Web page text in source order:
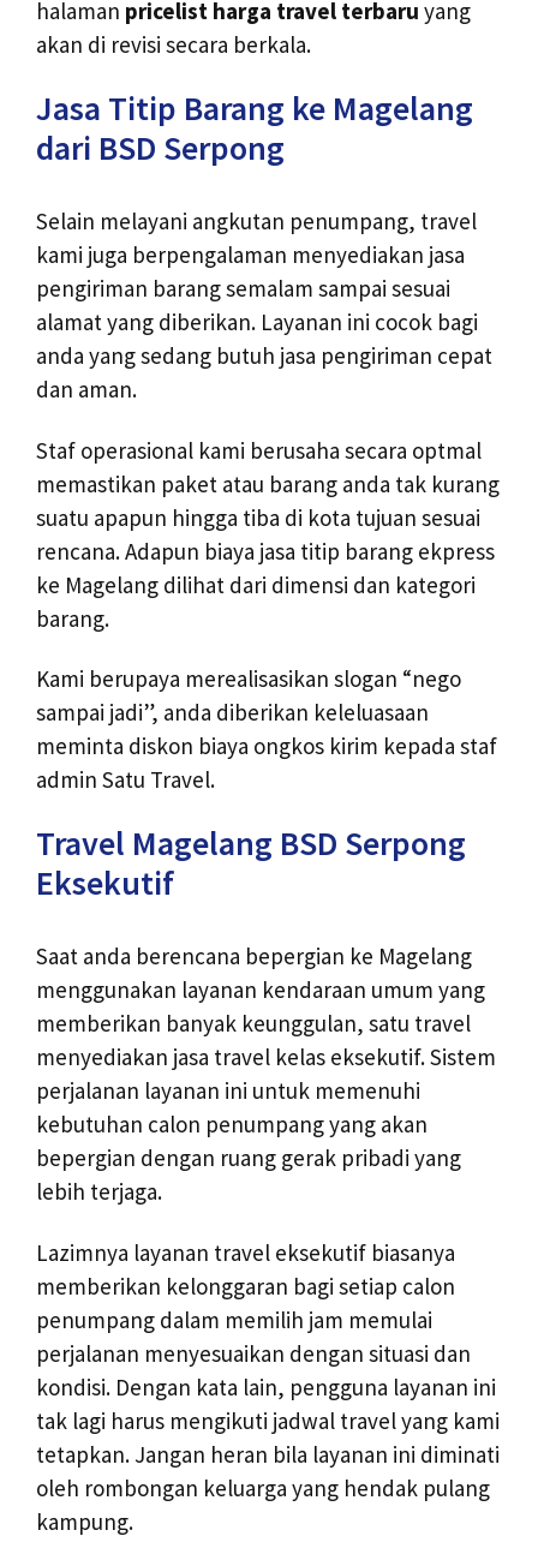
halaman pricelist harga travel terbaru yang
akan di revisi secara berkala.
Jasa Titip Barang ke Magelang
dari BSD Serpong
Selain melayani angkutan penumpang, travel
kami juga berpengalaman menyediakan jasa
pengiriman barang semalam sampai sesuai
alamat yang diberikan. Layanan ini cocok bagi
anda yang sedang butuh jasa pengiriman cepat
dan aman.
Staf operasional kami berusaha secara optmal
memastikan paket atau barang anda tak kurang
suatu apapun hingga tiba di kota tujuan sesuai
rencana. Adapun biaya jasa titip barang ekpress
ke Magelang dilihat dari dimensi dan kategori
barang.
Kami berupaya merealisasikan slogan “nego
sampai jadi”, anda diberikan keleluasaan
meminta diskon biaya ongkos kirim kepada staf
admin Satu Travel.
Travel Magelang BSD Serpong
Eksekutif
Saat anda berencana bepergian ke Magelang
menggunakan layanan kendaraan umum yang
memberikan banyak keunggulan, satu travel
menyediakan jasa travel kelas eksekutif. Sistem
perjalanan layanan ini untuk memenuhi
kebutuhan calon penumpang yang akan
bepergian dengan ruang gerak pribadi yang
lebih terjaga.
Lazimnya layanan travel eksekutif biasanya
memberikan kelonggaran bagi setiap calon
penumpang dalam memilih jam memulai
perjalanan menyesuaikan dengan situasi dan
kondisi. Dengan kata lain, pengguna layanan ini
tak lagi harus mengikuti jadwal travel yang kami
tetapkan. Jangan heran bila layanan ini diminati
oleh rombongan keluarga yang hendak pulang
kampung.